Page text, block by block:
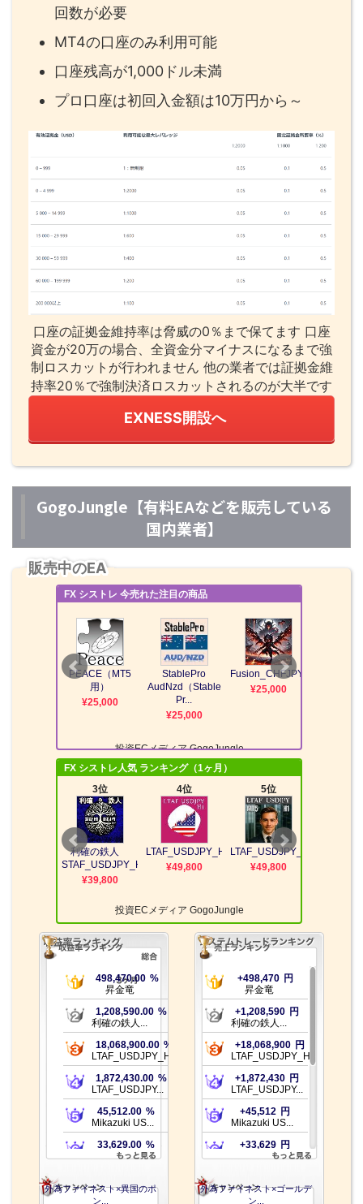
回数が必要
MT4の口座のみ利用可能
口座残高が1,000ドル未満
プロ口座は初回入金額は10万円から～
口座の証拠金維持率は脅威の0％まで保てます 口座
資金が20万の場合、全資金分マイナスになるまで強
制ロスカットが行われません 他の業者では証拠金維
持率20％で強制決済ロスカットされるのが大半です
EXNESS開設へ
GogoJungle【有料EAなどを販売している
国内業者】
販売中のEA